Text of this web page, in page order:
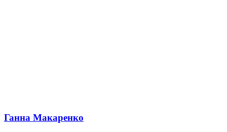
Ганна Макаренко